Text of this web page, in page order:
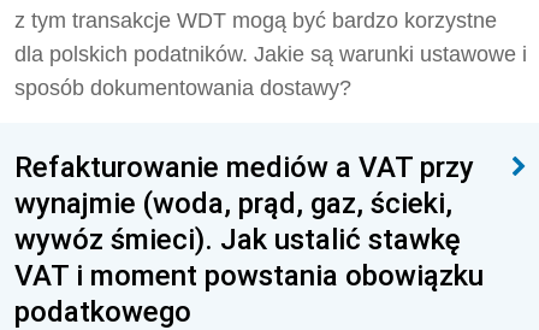
z tym transakcje WDT mogą być bardzo korzystne
dla polskich podatników. Jakie są warunki ustawowe i
sposób dokumentowania dostawy?
Refakturowanie mediów a VAT przy
wynajmie (woda, prąd, gaz, ścieki,
wywóz śmieci). Jak ustalić stawkę
VAT i moment powstania obowiązku
podatkowego